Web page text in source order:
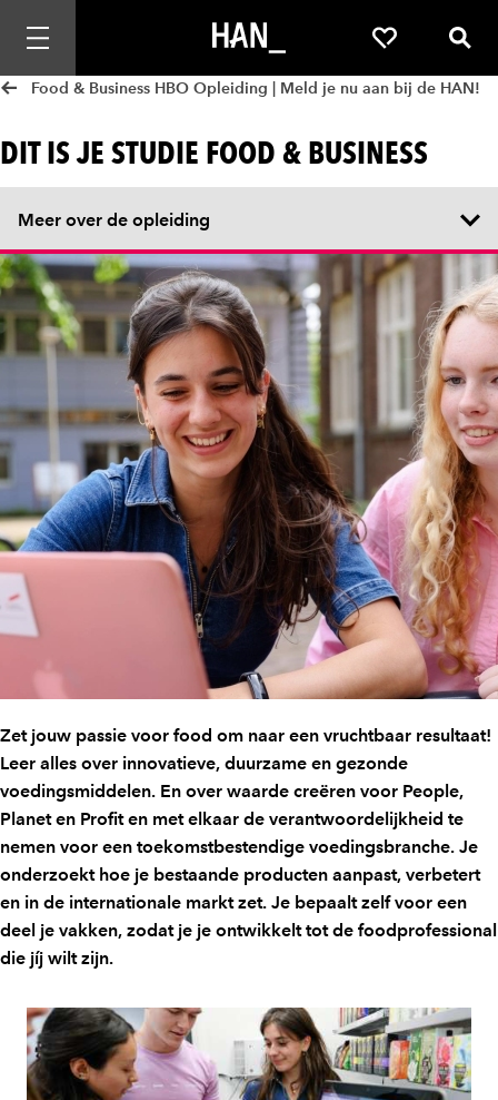
Mobiele navigatie openen Favorieten
Food & Business HBO Opleiding | Meld je nu aan bij de HAN!
DIT IS JE STUDIE FOOD & BUSINESS
Meer over de opleiding
Zet jouw passie voor food om naar een vruchtbaar resultaat!
Leer alles over innovatieve, duurzame en gezonde
voedingsmiddelen. En over waarde creëren voor People,
Planet en Profit en met elkaar de verantwoordelijkheid te
nemen voor een toekomstbestendige voedingsbranche. Je
onderzoekt hoe je bestaande producten aanpast, verbetert
en in de internationale markt zet. Je bepaalt zelf voor een
deel je vakken, zodat je je ontwikkelt tot de foodprofessional
die jíj wilt zijn.